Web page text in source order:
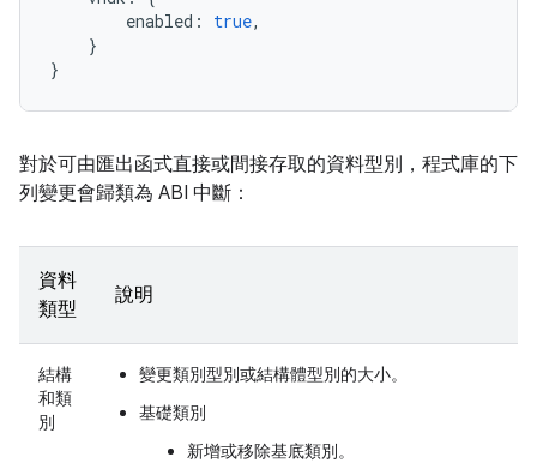
enabled : true,
}
}
對於可由匯出函式直接或間接存取的資料型別，程式庫的下
列變更會歸類為 ABI 中斷：
資料
類型
說明
結構
和類
別
變更類別型別或結構體型別的大小。
基礎類別
新增或移除基底類別。